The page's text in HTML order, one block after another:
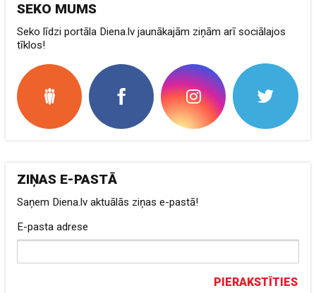
SEKO MUMS
Seko līdzi portāla Diena.lv jaunākajām ziņām arī sociālajos
tīklos!
ZIŅAS E-PASTĀ
Saņem Diena.lv aktuālās ziņas e-pastā!
E-pasta adrese
PIERAKSTĪTIES